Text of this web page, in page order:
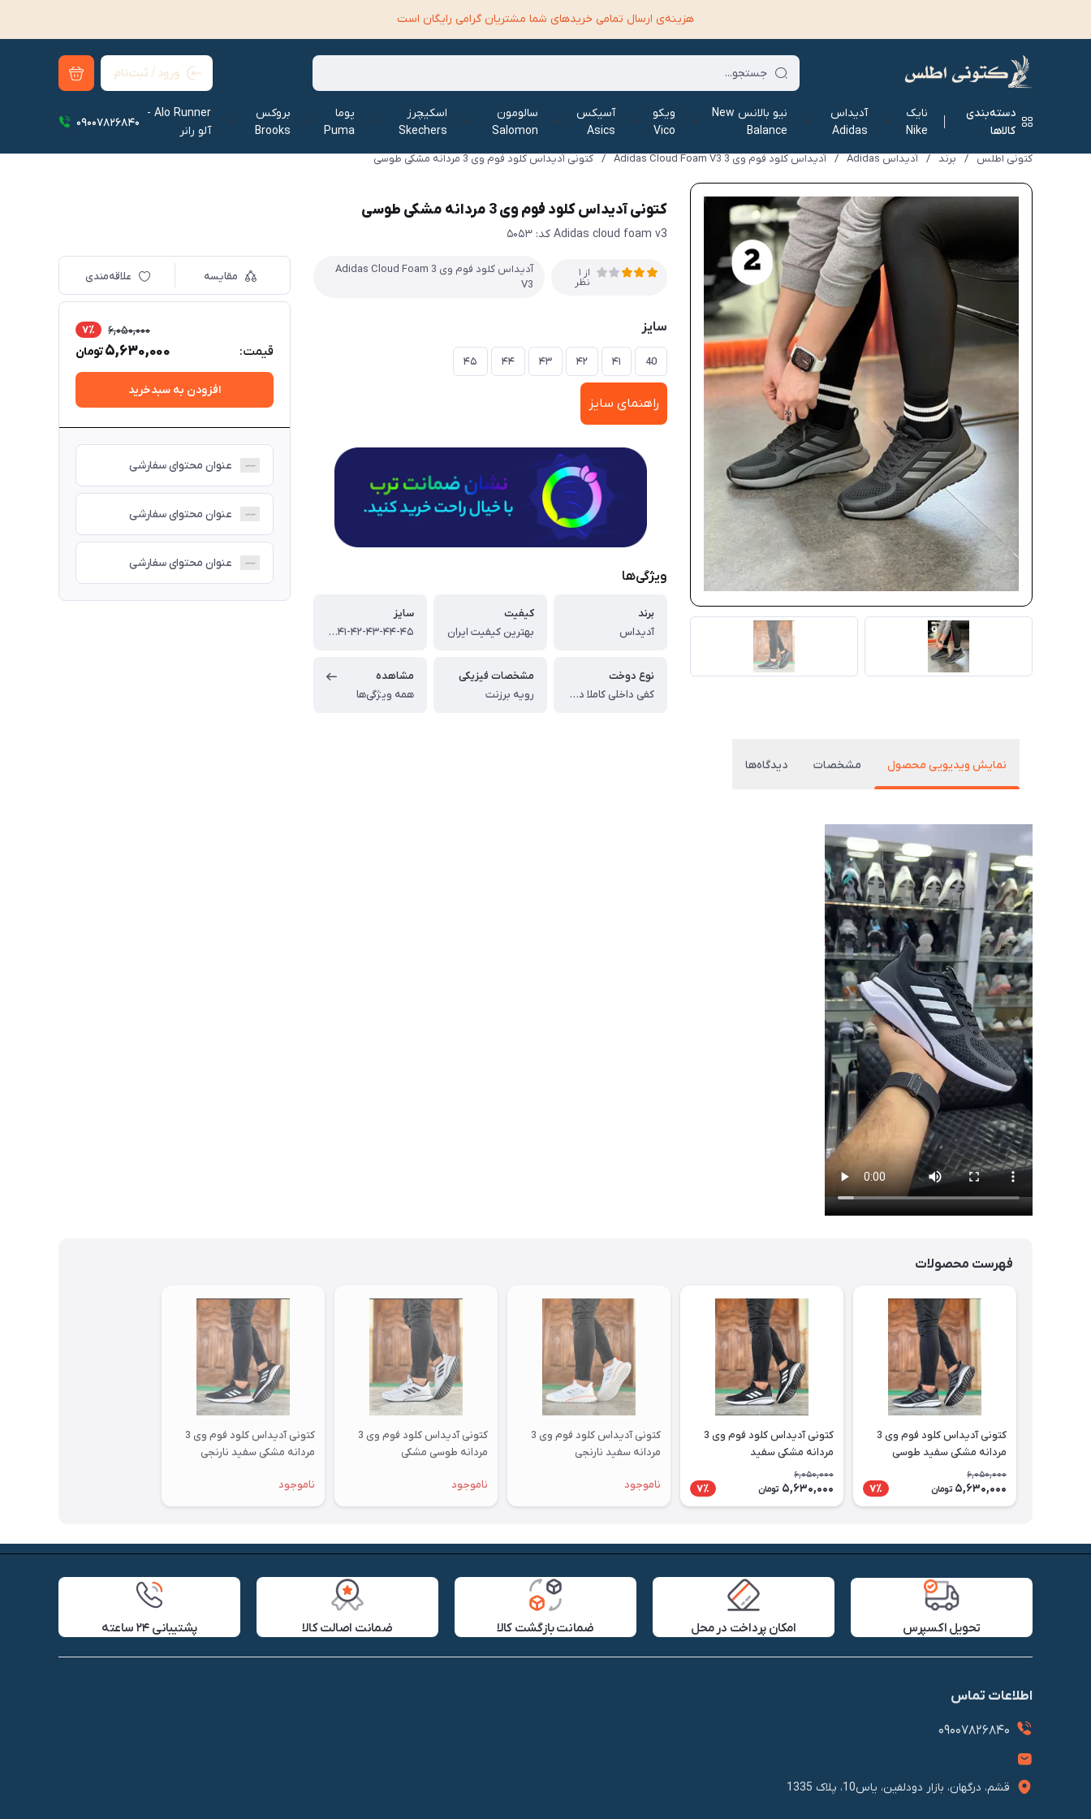
هزینه‌ی ارسال تمامی خرید‌های شما مشتریان گرامی رایگان است
ورود / ثبت‌نام
دسته‌بندی
کالاها
نایک
Nike
آدیداس
Adidas
نیو بالانس New
Balance
ویکو
Vico
آسیکس
Asics
سالومون
Salomon
اسکیچرز
Skechers
پوما
Puma
بروکس
Brooks
Alo Runner -
آلو رانر‌
09007826840
کتونی اطلس / برند / آدیداس Adidas / آدیداس کلود فوم وی 3 Adidas Cloud Foam V3 / کتونی آدیداس کلود فوم وی 3 مردانه مشکی طوسی
کتونی آدیداس کلود فوم وی 3 مردانه مشکی طوسی
Adidas cloud foam v3 کد: ۵۰۵۳
از 1
نظر
آدیداس کلود فوم وی 3 Adidas Cloud Foam
V3
سایز
40 ۴۱ ۴۲ ۴۳ ۴۴ ۴۵
راهنمای سایز
ویژگی‌ها
برند
آدیداس
کیفیت
بهترین کیفیت ایران
سایز
۴۰-۴۱-۴۲-۴۳-۴۴-۴۵
نوع دوخت
کفی داخلی کاملا دوخت
مشخصات فیزیکی
رویه برزنت
مشاهده
همه ویژگی‌ها
مقایسه علاقه‌مندی
قیمت:
6,050,000 7٪
5,630,000تومان
افزودن به سبدخرید
عنوان محتوای سفارشی
عنوان محتوای سفارشی
عنوان محتوای سفارشی
نمایش ویدیویی محصول مشخصات دیدگاه‌ها
فهرست محصولات
کتونی آدیداس کلود فوم وی 3
مردانه مشکی سفید طوسی
6,050,000
5,630,000 تومان 7٪
کتونی آدیداس کلود فوم وی 3
مردانه مشکی سفید
6,050,000
5,630,000 تومان 7٪
کتونی آدیداس کلود فوم وی 3
مردانه سفید نارنجی
ناموجود
کتونی آدیداس کلود فوم وی 3
مردانه طوسی مشکی
ناموجود
کتونی آدیداس کلود فوم وی 3
مردانه مشکی سفید نارنجی
ناموجود
تحویل اکسپرس امکان پرداخت در محل ضمانت بازگشت کالا ضمانت اصالت کالا پشتیبانی ۲۴ ساعته
اطلاعات تماس
09007826840
قشم، درگهان، بازار دودلفین، یاس10، پلاک 1335